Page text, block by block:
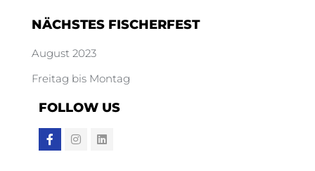
NÄCHSTES FISCHERFEST
August 2023
Freitag bis Montag
FOLLOW US